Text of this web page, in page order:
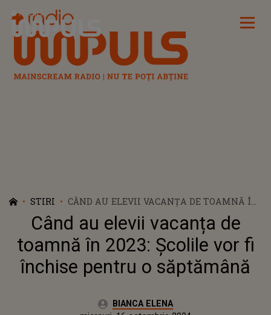
Radio Impuls
STIRI
CÂND AU ELEVII VACANȚA DE TOAMNĂ ÎN
2023: ȘCOLILE VOR FI ÎNCHISE PENTRU O
SĂPTĂMÂNĂ
Când au elevii vacanța de
toamnă în 2023: Școlile vor fi
închise pentru o săptămână
Autor:BIANCA ELENA